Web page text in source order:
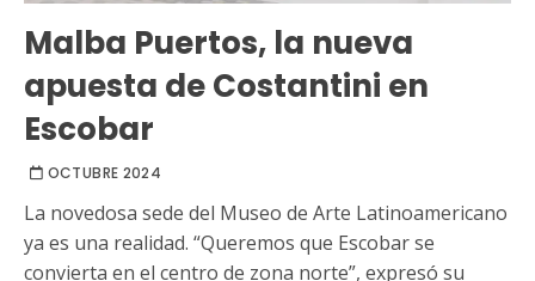
Malba Puertos, la nueva
apuesta de Costantini en
Escobar
OCTUBRE 2024
La novedosa sede del Museo de Arte Latinoamericano
ya es una realidad. “Queremos que Escobar se
convierta en el centro de zona norte”, expresó su